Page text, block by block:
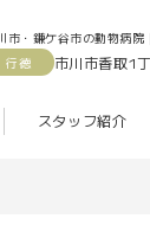
市・鎌ケ谷市の動物病
行徳
市川市香取1
スタッフ紹介